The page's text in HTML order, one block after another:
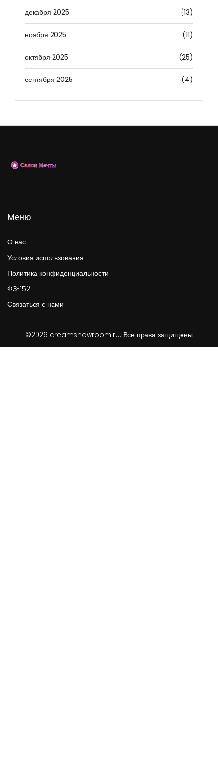
декабря 2025 (13)
ноября 2025 (11)
октября 2025 (25)
сентября 2025 (4)
Меню
О нас
Условия использования
Политика конфиденциальности
ФЗ-152
Связаться с нами
©2026 dreamshowroom.ru. Все права защищены